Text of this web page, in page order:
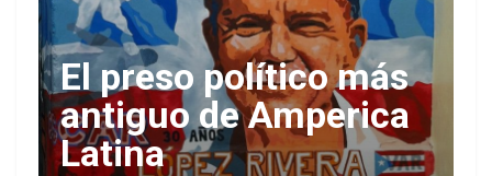
El preso político más
antiguo de Amperica
Latina